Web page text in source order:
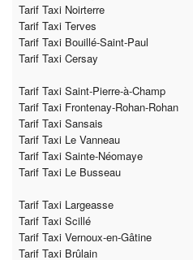
Tarif Taxi Noirterre
Tarif Taxi Terves
Tarif Taxi Bouillé-Saint-Paul
Tarif Taxi Cersay
Tarif Taxi Saint-Pierre-à-Champ
Tarif Taxi Frontenay-Rohan-Rohan
Tarif Taxi Sansais
Tarif Taxi Le Vanneau
Tarif Taxi Sainte-Néomaye
Tarif Taxi Le Busseau
Tarif Taxi Largeasse
Tarif Taxi Scillé
Tarif Taxi Vernoux-en-Gâtine
Tarif Taxi Brûlain